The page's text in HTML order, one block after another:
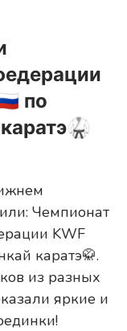
по
Чемпионат
KWF
каратэ🥋.
из разных
яркие и